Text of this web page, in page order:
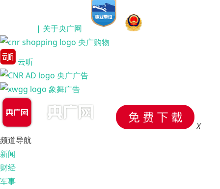
| 关于央广网
央广购物
云听
央广广告
象舞广告
X
频道导航
新闻
财经
军事